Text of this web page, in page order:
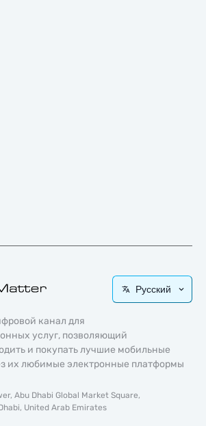
Русский
канал для
услуг, позволяющий
и покупать лучшие мобильные
их любимые электронные платформы
Abu Dhabi Global Market Square,
United Arab Emirates